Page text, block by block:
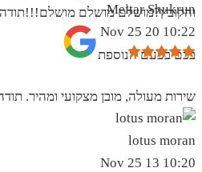
והקובץ?מושלם מושלם
בכם בפעם הנוספת
Meitar Shukrun
10:22 20 Nov 25
שירות מעולה, מובן מצקועי ומהיר.
lotus moran
10:20 13 Nov 25